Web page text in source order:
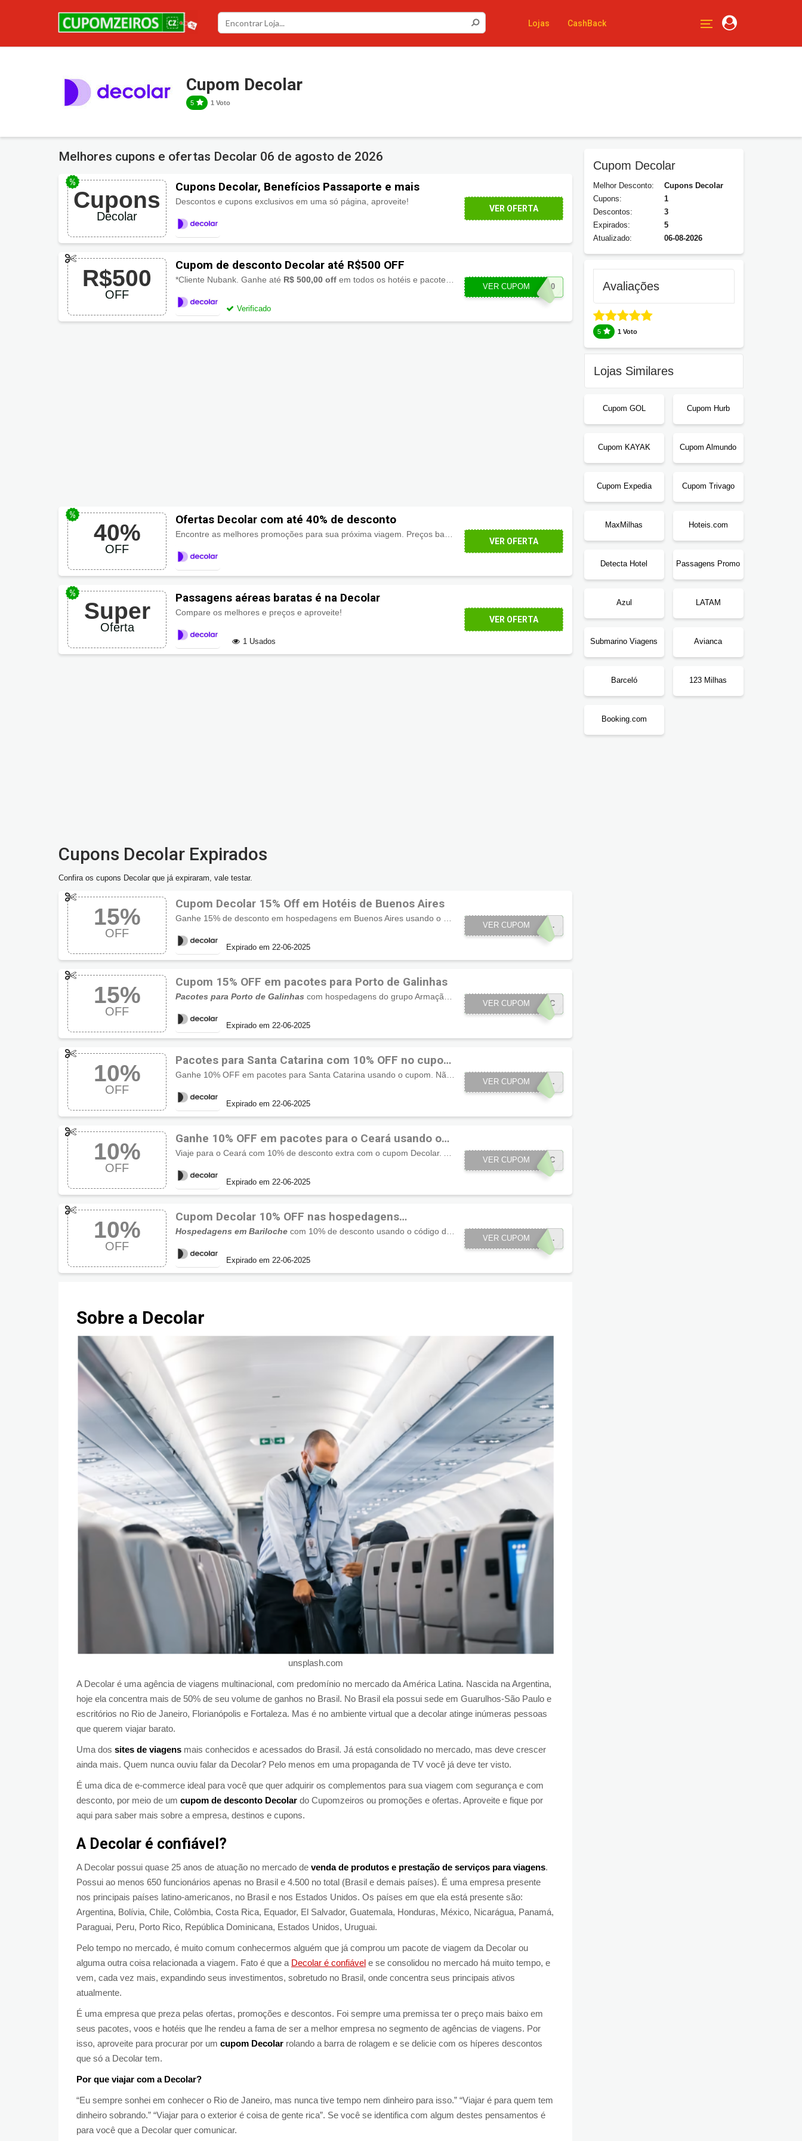
Lojas CashBack
Cupom Decolar
5 1 Voto
Melhores cupons e ofertas Decolar 06 de agosto de 2026
Cupons
Decolar
Cupons Decolar, Benefícios Passaporte e mais
Descontos e cupons exclusivos em uma só página, aproveite!
VER OFERTA
R$500
OFF
Cupom de desconto Decolar até R$500 OFF
*Cliente Nubank. Ganhe até R$ 500,00 off em todos os hotéis e pacotes da Decolar. Aproveite!
Verificado
VER CUPOM
NUBANK500
40%
OFF
Ofertas Decolar com até 40% de desconto
VER OFERTA
Super
Oferta
Passagens aéreas baratas é na Decolar
Compare os melhores e preços e aproveite!
1 Usados
VER OFERTA
Cupons Decolar Expirados
Confira os cupons Decolar que já expiraram, vale testar.
15%
OFF
Cupom Decolar 15% Off em Hotéis de Buenos Aires
Expirado em 22-06-2025
VER CUPOM
BUENOS15HOTEL
15%
OFF
Cupom 15% OFF em pacotes para Porto de Galinhas
Pacotes para Porto de Galinhas com hospedagens do grupo Armação com desconto exclusivo usando o cupom Decolar, não perca!
Expirado em 22-06-2025
VER CUPOM
ARMACAO15PAC
10%
OFF
Pacotes para Santa Catarina com 10% OFF no cupom
Decolar
Expirado em 22-06-2025
VER CUPOM
SANTA10CATARINA
10%
OFF
Ganhe 10% OFF em pacotes para o Ceará usando o
cupom Decolar
Expirado em 22-06-2025
VER CUPOM
CEARA10PAC
10%
OFF
Cupom Decolar 10% OFF nas hospedagens
selecionadas
Hospedagens em Bariloche com 10% de desconto usando o código de desconto Decolar. Aproveite!
Expirado em 22-06-2025
VER CUPOM
BARILOCHE10SIERRA
Sobre a Decolar
unsplash.com
A Decolar é uma agência de viagens multinacional, com predomínio no mercado da América Latina. Nascida na Argentina,
hoje ela concentra mais de 50% de seu volume de ganhos no Brasil. No Brasil ela possui sede em Guarulhos-São Paulo e
escritórios no Rio de Janeiro, Florianópolis e Fortaleza. Mas é no ambiente virtual que a decolar atinge inúmeras pessoas
que querem viajar barato.
Uma dos sites de viagens mais conhecidos e acessados do Brasil. Já está consolidado no mercado, mas deve crescer
ainda mais. Quem nunca ouviu falar da Decolar? Pelo menos em uma propaganda de TV você já deve ter visto.
É uma dica de e-commerce ideal para você que quer adquirir os complementos para sua viagem com segurança e com
desconto, por meio de um cupom de desconto Decolar do Cupomzeiros ou promoções e ofertas. Aproveite e fique por
aqui para saber mais sobre a empresa, destinos e cupons.
A Decolar é confiável?
A Decolar possui quase 25 anos de atuação no mercado de venda de produtos e prestação de serviços para viagens.
Possui ao menos 650 funcionários apenas no Brasil e 4.500 no total (Brasil e demais países). É uma empresa presente
nos principais países latino-americanos, no Brasil e nos Estados Unidos. Os países em que ela está presente são:
Argentina, Bolívia, Chile, Colômbia, Costa Rica, Equador, El Salvador, Guatemala, Honduras, México, Nicarágua, Panamá,
Paraguai, Peru, Porto Rico, República Dominicana, Estados Unidos, Uruguai.
Pelo tempo no mercado, é muito comum conhecermos alguém que já comprou um pacote de viagem da Decolar ou
alguma outra coisa relacionada a viagem. Fato é que a Decolar é confiável e se consolidou no mercado há muito tempo, e
vem, cada vez mais, expandindo seus investimentos, sobretudo no Brasil, onde concentra seus principais ativos
atualmente.
É uma empresa que preza pelas ofertas, promoções e descontos. Foi sempre uma premissa ter o preço mais baixo em
seus pacotes, voos e hotéis que lhe rendeu a fama de ser a melhor empresa no segmento de agências de viagens. Por
isso, aproveite para procurar por um cupom Decolar rolando a barra de rolagem e se delicie com os híperes descontos
que só a Decolar tem.
Por que viajar com a Decolar?
“Eu sempre sonhei em conhecer o Rio de Janeiro, mas nunca tive tempo nem dinheiro para isso.” “Viajar é para quem tem
dinheiro sobrando.” “Viajar para o exterior é coisa de gente rica”. Se você se identifica com algum destes pensamentos é
para você que a Decolar quer comunicar.
Cupom Decolar
Melhor Desconto:
Cupons Decolar
Cupons:
1
Descontos:
3
Expirados:
5
Atualizado:
06-08-2026
Avaliações
5 1 Voto
Lojas Similares
Cupom GOL Cupom Hurb
Cupom KAYAK Cupom Almundo
Cupom Expedia Cupom Trivago
MaxMilhas Hoteis.com
Detecta Hotel Passagens Promo
Azul LATAM
Submarino Viagens Avianca
Barceló 123 Milhas
Booking.com